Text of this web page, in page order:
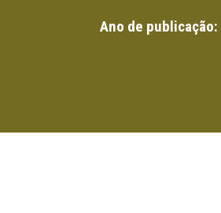
Ano de publicação: